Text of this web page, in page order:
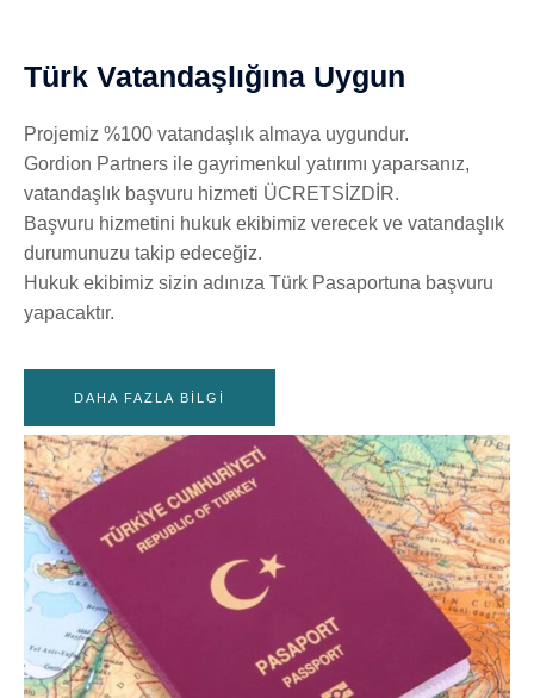
Türk Vatandaşlığına Uygun
Projemiz %100 vatandaşlık almaya uygundur.
Gordion Partners ile gayrimenkul yatırımı yaparsanız,
vatandaşlık başvuru hizmeti ÜCRETSİZDİR.
Başvuru hizmetini hukuk ekibimiz verecek ve vatandaşlık
durumunuzu takip edeceğiz.
Hukuk ekibimiz sizin adınıza Türk Pasaportuna başvuru
yapacaktır.
DAHA FAZLA BILGI